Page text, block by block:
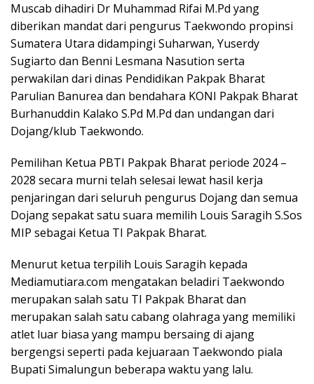
Muscab dihadiri Dr Muhammad Rifai M.Pd yang
diberikan mandat dari pengurus Taekwondo propinsi
Sumatera Utara didampingi Suharwan, Yuserdy
Sugiarto dan Benni Lesmana Nasution serta
perwakilan dari dinas Pendidikan Pakpak Bharat
Parulian Banurea dan bendahara KONI Pakpak Bharat
Burhanuddin Kalako S.Pd M.Pd dan undangan dari
Dojang/klub Taekwondo.
Pemilihan Ketua PBTI Pakpak Bharat periode 2024 –
2028 secara murni telah selesai lewat hasil kerja
penjaringan dari seluruh pengurus Dojang dan semua
Dojang sepakat satu suara memilih Louis Saragih S.Sos
MIP sebagai Ketua TI Pakpak Bharat.
Menurut ketua terpilih Louis Saragih kepada
Mediamutiara.com mengatakan beladiri Taekwondo
merupakan salah satu TI Pakpak Bharat dan
merupakan salah satu cabang olahraga yang memiliki
atlet luar biasa yang mampu bersaing di ajang
bergengsi seperti pada kejuaraan Taekwondo piala
Bupati Simalungun beberapa waktu yang lalu.